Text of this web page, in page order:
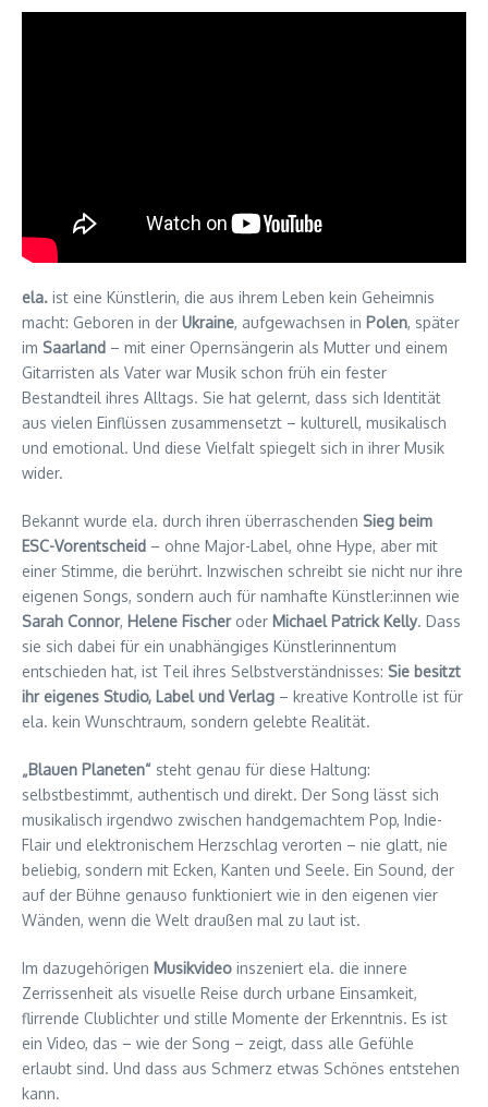
ela. ist eine Künstlerin, die aus ihrem Leben kein Geheimnis
macht: Geboren in der Ukraine, aufgewachsen in Polen, später
im Saarland – mit einer Opernsängerin als Mutter und einem
Gitarristen als Vater war Musik schon früh ein fester
Bestandteil ihres Alltags. Sie hat gelernt, dass sich Identität
aus vielen Einflüssen zusammensetzt – kulturell, musikalisch
und emotional. Und diese Vielfalt spiegelt sich in ihrer Musik
wider.
Bekannt wurde ela. durch ihren überraschenden Sieg beim
ESC-Vorentscheid – ohne Major-Label, ohne Hype, aber mit
einer Stimme, die berührt. Inzwischen schreibt sie nicht nur ihre
eigenen Songs, sondern auch für namhafte Künstler:innen wie
Sarah Connor, Helene Fischeroder Michael Patrick Kelly. Dass
sie sich dabei für ein unabhängiges Künstlerinnentum
entschieden hat, ist Teil ihres Selbstverständnisses: Sie besitzt
ihr eigenes Studio, Label und Verlag – kreative Kontrolle ist für
ela. kein Wunschtraum, sondern gelebte Realität.
„Blauen Planeten“ steht genau für diese Haltung:
selbstbestimmt, authentisch und direkt. Der Song lässt sich
musikalisch irgendwo zwischen handgemachtem Pop, Indie-
Flair und elektronischem Herzschlag verorten – nie glatt, nie
beliebig, sondern mit Ecken, Kanten und Seele. Ein Sound, der
auf der Bühne genauso funktioniert wie in den eigenen vier
Wänden, wenn die Welt draußen mal zu laut ist.
Im dazugehörigen Musikvideo inszeniert ela. die innere
Zerrissenheit als visuelle Reise durch urbane Einsamkeit,
flirrende Clublichter und stille Momente der Erkenntnis. Es ist
ein Video, das – wie der Song – zeigt, dass alle Gefühle
erlaubt sind. Und dass aus Schmerz etwas Schönes entstehen
kann.